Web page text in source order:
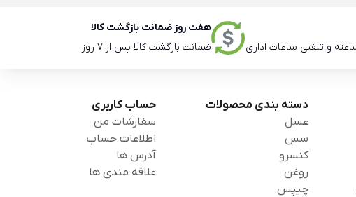
هفت روز ضمانت بازگشت کالا
ضمانت بازگشت کالا پس از 7 روز
دسته بندی محصولات
عسل
سس
کنسرو
روغن
چیپس
حساب کاربری
سفارشات من
اطلاعات حساب
آدرس ها
علاقه مندی ها